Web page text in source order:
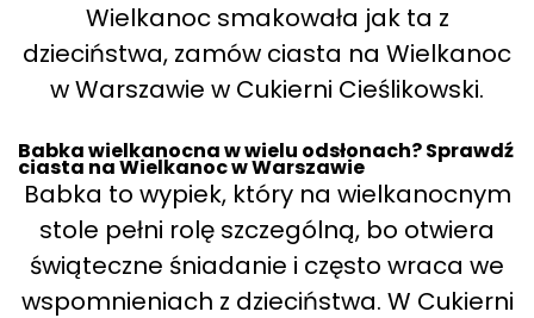
Wielkanoc smakowała jak ta z
dzieciństwa, zamów ciasta na Wielkanoc
w Warszawie w Cukierni Cieślikowski.
Babka wielkanocna w wielu odsłonach? Sprawdź
ciasta na Wielkanoc w Warszawie
Babka to wypiek, który na wielkanocnym
stole pełni rolę szczególną, bo otwiera
świąteczne śniadanie i często wraca we
wspomnieniach z dzieciństwa. W Cukierni